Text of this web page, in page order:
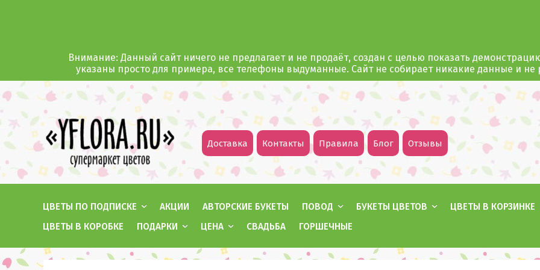
Внимание: Данный сайт ничего не предлагает и не продаёт, создан с целью показать
указаны просто для примера, все телефоны выдуманные. Сайт не собирает никакие данные и
Доставка Контакты Правила Блог Отзывы
ЦВЕТЫ ПО ПОДПИСКЕ АКЦИИ АВТОРСКИЕ БУКЕТЫ ПОВОД БУКЕТЫ ЦВЕТОВ
ЦВЕТЫ В КОРЗИНКЕ
ЦВЕТЫ В КОРОБКЕ
ПОДАРКИ ЦЕНА СВАДЬБА ГОРШЕЧНЫЕ